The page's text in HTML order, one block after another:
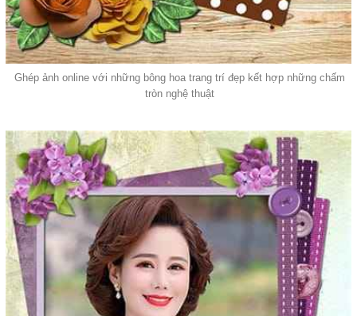
Ghép ảnh online với những bông hoa trang trí đẹp kết hợp những chấm
tròn nghệ thuật